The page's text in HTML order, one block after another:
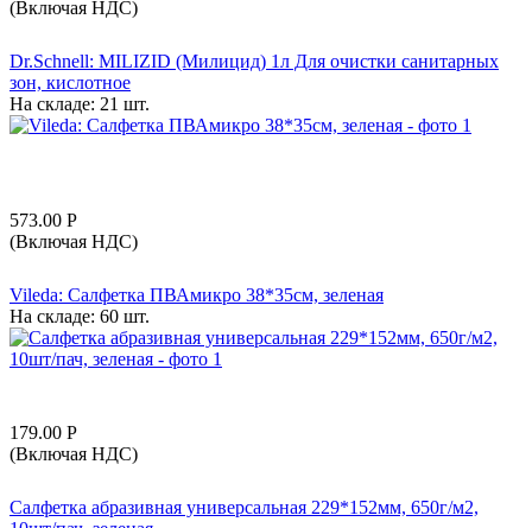
(Включая НДС)
Dr.Schnell: MILIZID (Милицид) 1л Для очистки санитарных
зон, кислотное
На складе: 21 шт.
573.00 Р
(Включая НДС)
Vileda: Салфетка ПВАмикро 38*35см, зеленая
На складе: 60 шт.
179.00 Р
(Включая НДС)
Салфетка абразивная универсальная 229*152мм, 650г/м2,